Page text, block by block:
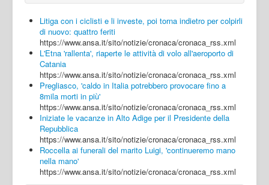
Caserta
Napoli
Salerno
Login
Litiga con i ciclisti e li investe, poi torna indietro per colpirli
di nuovo: quattro feriti
https://www.ansa.it/sito/notizie/cronaca/cronaca_rss.xml
L'Etna 'rallenta', riaperte le attività di volo all'aeroporto di
Catania
https://www.ansa.it/sito/notizie/cronaca/cronaca_rss.xml
Pregliasco, 'caldo in Italia potrebbero provocare fino a
8mila morti in più'
https://www.ansa.it/sito/notizie/cronaca/cronaca_rss.xml
Iniziate le vacanze in Alto Adige per il Presidente della
Repubblica
https://www.ansa.it/sito/notizie/cronaca/cronaca_rss.xml
Roccella ai funerali del marito Luigi, 'continueremo mano
nella mano'
https://www.ansa.it/sito/notizie/cronaca/cronaca_rss.xml